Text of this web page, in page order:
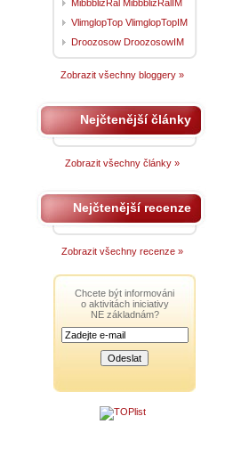
MibbblizRal MibbblizRalIM
VlimglopTop VlimglopTopIM
Droozosow DroozosowIM
Zobrazit všechny bloggery »
Nejčtenější články
Zobrazit všechny články »
Nejčtenější recenze
Zobrazit všechny recenze »
Chcete být informováni
o aktivitách iniciativy
NE základnám?